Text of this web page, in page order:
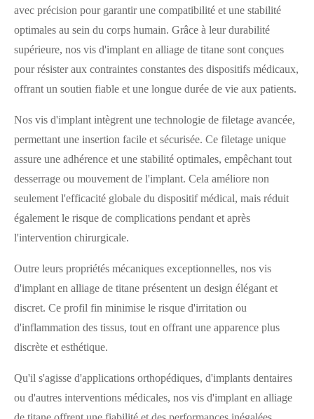
avec précision pour garantir une compatibilité et une stabilité
optimales au sein du corps humain. Grâce à leur durabilité
supérieure, nos vis d'implant en alliage de titane sont conçues
pour résister aux contraintes constantes des dispositifs médicaux,
offrant un soutien fiable et une longue durée de vie aux patients.
Nos vis d'implant intègrent une technologie de filetage avancée,
permettant une insertion facile et sécurisée. Ce filetage unique
assure une adhérence et une stabilité optimales, empêchant tout
desserrage ou mouvement de l'implant. Cela améliore non
seulement l'efficacité globale du dispositif médical, mais réduit
également le risque de complications pendant et après
l'intervention chirurgicale.
Outre leurs propriétés mécaniques exceptionnelles, nos vis
d'implant en alliage de titane présentent un design élégant et
discret. Ce profil fin minimise le risque d'irritation ou
d'inflammation des tissus, tout en offrant une apparence plus
discrète et esthétique.
Qu'il s'agisse d'applications orthopédiques, d'implants dentaires
ou d'autres interventions médicales, nos vis d'implant en alliage